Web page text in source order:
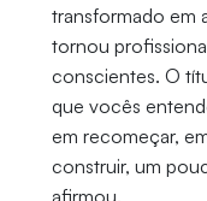
transformado em
tornou
conscientes. O
que vocês
em recomeçar,
construir, um